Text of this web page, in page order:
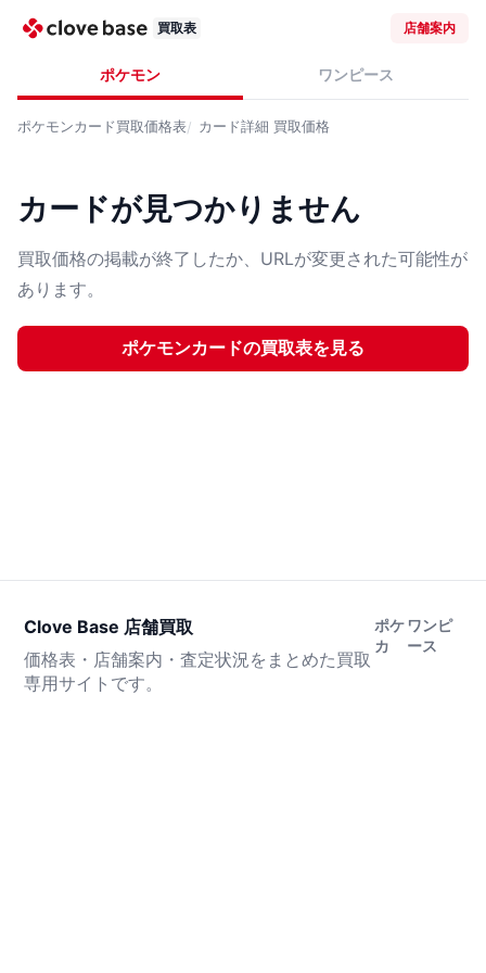
買取表 店舗案内
ポケモン ワンピース
ポケモンカード買取価格表 カード詳細 買取価格
カードが見つかりません
買取価格の掲載が終了したか、URLが変更された可能性が
あります。
ポケモンカードの買取表を見る
Clove Base 店舗買取
価格表・店舗案内・査定状況をまとめた買取
専用サイトです。
ポケ
カ
ワンピ
ース